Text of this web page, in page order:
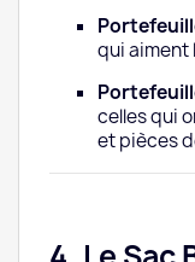
qui aiment
celles qui
et pièces